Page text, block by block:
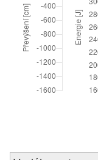
Polohový
Absolutní tlak